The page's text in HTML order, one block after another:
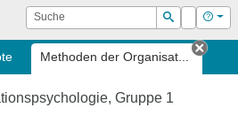
Suche
Suchen
Login Hilfe
Methoden der Organisat...
Tab
Gruppe 1